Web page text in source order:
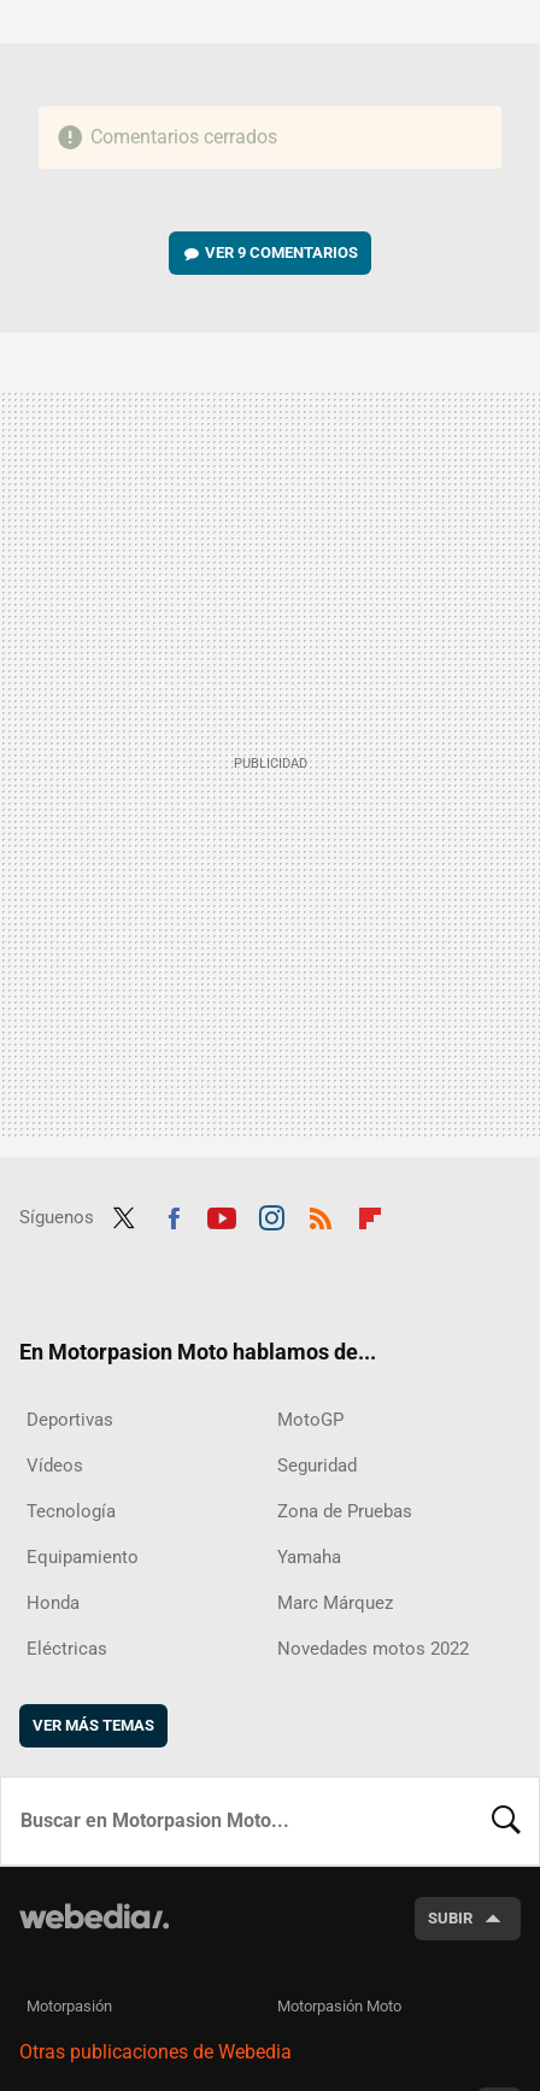
Comentarios cerrados
VER9 COMENTARIOS
Síguenos
En Motorpasion Moto hablamos de...
Deportivas MotoGP
Vídeos Seguridad
Tecnología Zona de Pruebas
Equipamiento Yamaha
Honda Marc Márquez
Eléctricas Novedades motos 2022
VER MÁS TEMAS
SUBIR
Motorpasión Motorpasión Moto
Otras publicaciones de Webedia